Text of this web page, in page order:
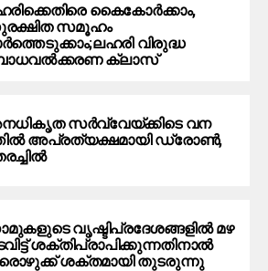
കൈകോര്‍ക്കാം,
സമൂഹം
വിരുദ്ധ
ക്ലാസ്
​സ​ർ​വ്വേ​യ്ക്കി​ടെ വ​ന​
അപ്രത്യക്ഷമായി ​ഡ്രോ​ൺ,​
വൃഷ്ടിപ്രദേശങ്ങളില്‍ മഴ
ശക്തിപ്രാപിക്കുന്നതിനാല്‍
ശക്തമായി തുടരുന്നു